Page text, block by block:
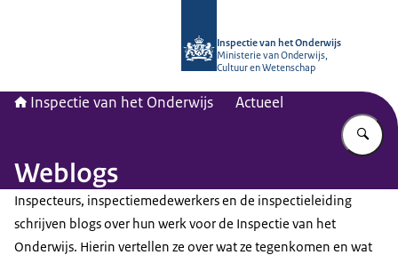
Inspectie van het Onderwijs
Ministerie van Onderwijs,
Cultuur en Wetenschap
Inspectie van het Onderwijs Actueel
Weblogs
Inspecteurs, inspectiemedewerkers en de inspectieleiding
schrijven blogs over hun werk voor de Inspectie van het
Onderwijs. Hierin vertellen ze over wat ze tegenkomen en wat